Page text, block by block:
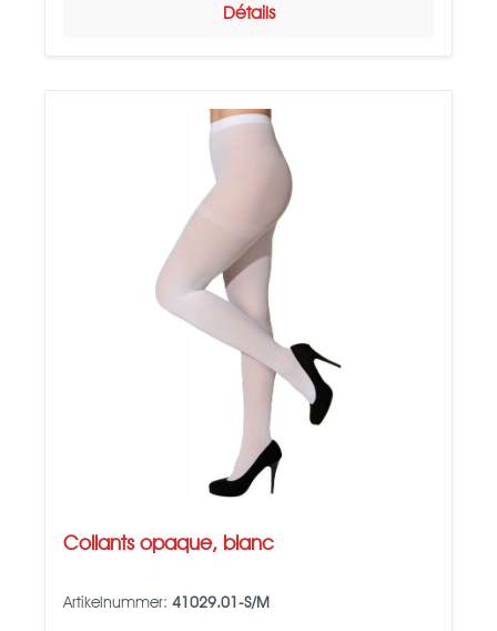
Détails
Collants opaque, blanc
Artikelnummer: 41029.01-S/M